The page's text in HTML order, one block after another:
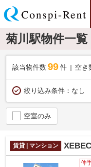
菊川駅物件一覧
該当物件数 99件 空き
絞り込み条件： なし
空室のみ
賃貸 | マンション
仲